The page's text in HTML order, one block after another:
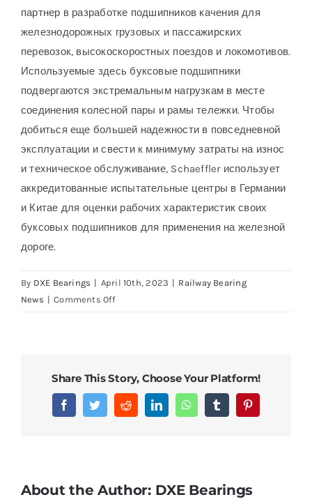
партнер в разработке подшипников качения для
железнодорожных грузовых и пассажирских
перевозок, высокоскоростных поездов и локомотивов.
Используемые здесь буксовые подшипники
подвергаются экстремальным нагрузкам в месте
соединения колесной пары и рамы тележки. Чтобы
добиться еще большей надежности в повседневной
эксплуатации и свести к минимуму затраты на износ
и техническое обслуживание, Schaeffler использует
аккредитованные испытательные центры в Германии
и Китае для оценки рабочих характеристик своих
буксовых подшипников для применения на железной
дороге.
By DXE Bearings | April 10th, 2023 | Railway Bearing
News | Comments Offon
аккредитованных
испытательных
центров
Share This Story, Choose Your Platform!
FacebookTwitterRedditLinkedInWhatsAppTumblrPinterest
About the Author: DXE Bearings